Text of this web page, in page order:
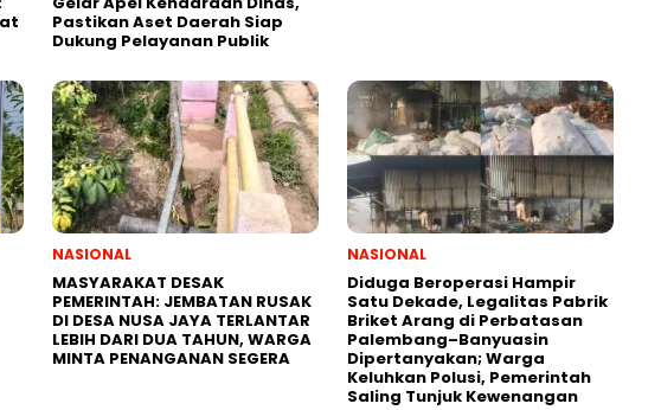
Pastikan Aset Daerah Siap
Dukung Pelayanan Publik
NASIONAL
MASYARAKAT DESAK
PEMERINTAH: JEMBATAN RUSAK
DI DESA NUSA JAYA TERLANTAR
LEBIH DARI DUA TAHUN, WARGA
MINTA PENANGANAN SEGERA
NASIONAL
Diduga Beroperasi Hampir
Satu Dekade, Legalitas Pabrik
Briket Arang di Perbatasan
Palembang–Banyuasin
Dipertanyakan; Warga
Keluhkan Polusi, Pemerintah
Saling Tunjuk Kewenangan